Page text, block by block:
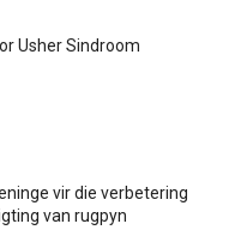
Usher Sindroom
vir die verbetering
van rugpyn